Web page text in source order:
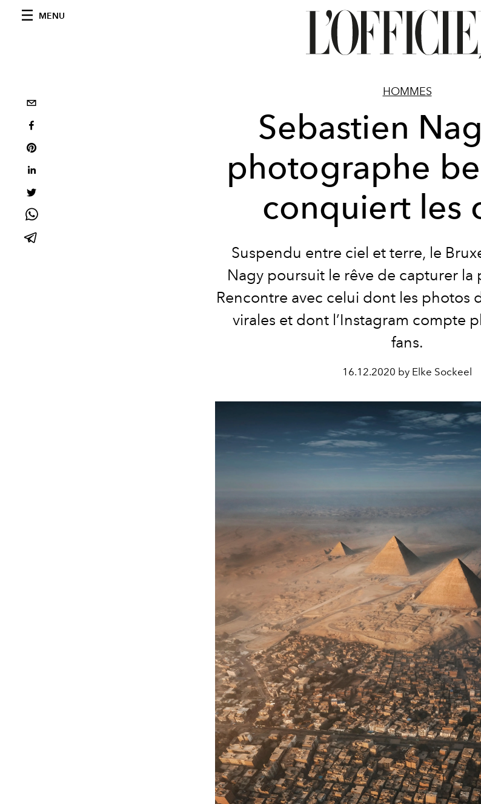
MENU
HOMMES
Sebastien
photographe
conquiert les
Suspendu entre ciel et terre, le
Nagy poursuit le rêve de capturer la
Rencontre avec celui dont les photos
virales et dont l’Instagram compte
fans.
16.12.2020 by Elke Sockeel